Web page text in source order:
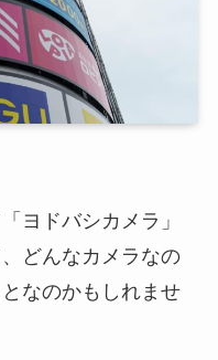
ヨドバシカメラ」
どんなカメラなの
なのかもしれませ